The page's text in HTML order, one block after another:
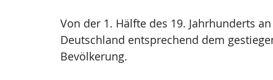
Von der 1. Hälfte des 19. Jahrhunderts
Deutschland entsprechend dem
Bevölkerung.